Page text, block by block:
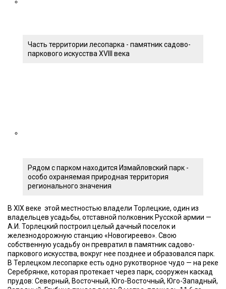
Часть территории лесопарка - памятник садово-
паркового искусства XVIII века
Рядом с парком находится Измайловский парк -
особо охраняемая природная территория
регионального значения
В XIX веке этой местностью владели Торлецкие, один из
владельцев усадьбы, отставной полковник Русской армии —
А.И. Торлецкий построил целый дачный поселок и
железнодорожную станцию «Новогиреево». Свою
собственную усадьбу он превратил в памятник садово-
паркового искусства, вокруг нее позднее и образовался парк.
В Терлецком лесопарке есть одно рукотворное чудо — на реке
Серебрянке, которая протекает через парк, сооружен каскад
прудов: Северный, Восточный, Юго-Восточный, Юго-Западный,